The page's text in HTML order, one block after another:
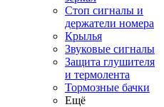
Стоп сигналы и
держатели номера
Крылья
Звуковые сигналы
Защита глушителя
и термолента
Тормозные бачки
Ещё